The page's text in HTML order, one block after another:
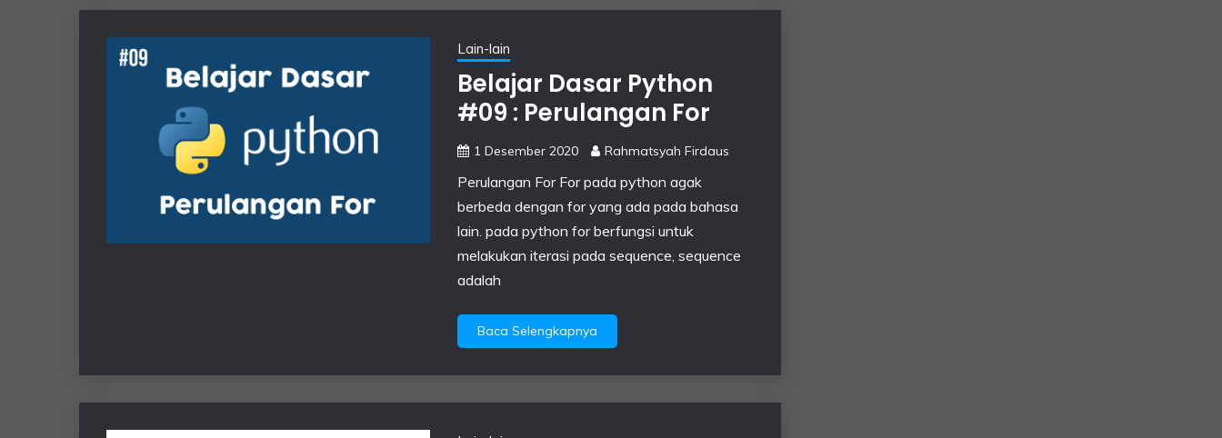
Lain-lain
Belajar Dasar Python
#09 : Perulangan For
1 Desember 2020 Rahmatsyah Firdaus
Perulangan For For pada python agak
berbeda dengan for yang ada pada bahasa
lain. pada python for berfungsi untuk
melakukan iterasi pada sequence, sequence
adalah
Baca Selengkapnya